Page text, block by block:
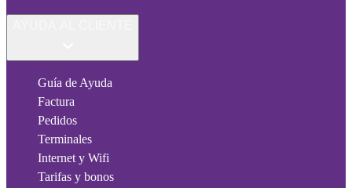
Guía de Ayuda
Factura
Pedidos
Terminales
Internet y Wifi
Tarifas y bonos